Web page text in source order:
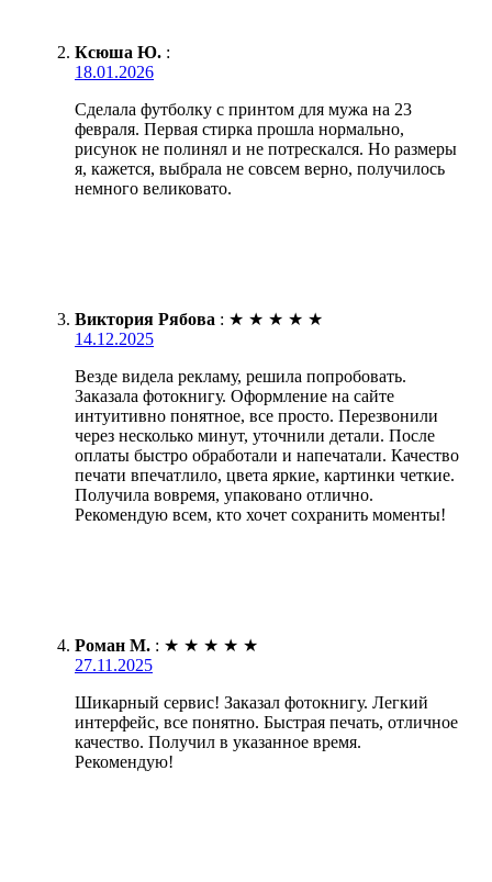
Ксюша Ю. :
18.01.2026
Сделала футболку с принтом для мужа на 23
февраля. Первая стирка прошла нормально,
рисунок не полинял и не потрескался. Но размеры
я, кажется, выбрала не совсем верно, получилось
немного великовато.
Виктория Рябова : ★ ★ ★ ★ ★
14.12.2025
Везде видела рекламу, решила попробовать.
Заказала фотокнигу. Оформление на сайте
интуитивно понятное, все просто. Перезвонили
через несколько минут, уточнили детали. После
оплаты быстро обработали и напечатали. Качество
печати впечатлило, цвета яркие, картинки четкие.
Получила вовремя, упаковано отлично.
Рекомендую всем, кто хочет сохранить моменты!
Роман М. : ★ ★ ★ ★ ★
27.11.2025
Шикарный сервис! Заказал фотокнигу. Легкий
интерфейс, все понятно. Быстрая печать, отличное
качество. Получил в указанное время.
Рекомендую!